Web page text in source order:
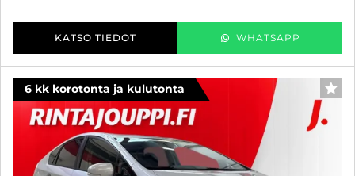
KATSO TIEDOT WHATSAPP
6 kk korotonta ja kulutonta